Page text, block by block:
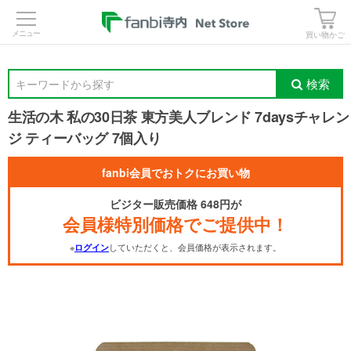
買い物かご
キーワードから探す 検索
生活の木 私の30日茶 東方美人ブレンド 7daysチャレン
ジ ティーバッグ 7個入り
fanbi会員でおトクにお買い物
ビジター販売価格 648円が
会員様特別価格でご提供中！
※ログインしていただくと、会員価格が表示されます。